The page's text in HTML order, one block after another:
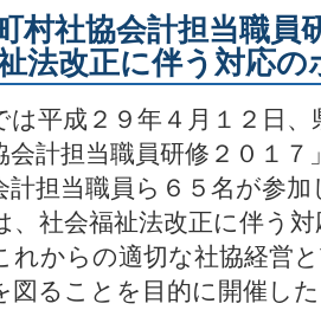
村社協会計担当職員
法改正に伴う対応
は平成２９年４月１２日
会計担当職員研修２０１
計担当職員ら６５名が参加
、社会福祉法改正に伴う
れからの適切な社協経営
図ることを目的に開催し